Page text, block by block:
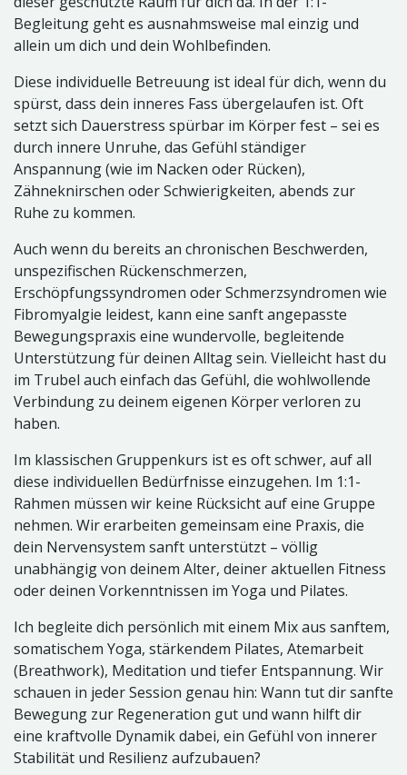
Begleitung geht es ausnahmsweise mal einzig und
allein um dich und dein Wohlbefinden.
Diese individuelle Betreuung ist ideal für dich, wenn du
spürst, dass dein inneres Fass übergelaufen ist. Oft
setzt sich Dauerstress spürbar im Körper fest – sei es
durch innere Unruhe, das Gefühl ständiger
Anspannung (wie im Nacken oder Rücken),
Zähneknirschen oder Schwierigkeiten, abends zur
Ruhe zu kommen.
Auch wenn du bereits an chronischen Beschwerden,
unspezifischen Rückenschmerzen,
Erschöpfungssyndromen oder Schmerzsyndromen wie
Fibromyalgie leidest, kann eine sanft angepasste
Bewegungspraxis eine wundervolle, begleitende
Unterstützung für deinen Alltag sein. Vielleicht hast du
im Trubel auch einfach das Gefühl, die wohlwollende
Verbindung zu deinem eigenen Körper verloren zu
haben.
Im klassischen Gruppenkurs ist es oft schwer, auf all
diese individuellen Bedürfnisse einzugehen. Im 1:1-
Rahmen müssen wir keine Rücksicht auf eine Gruppe
nehmen. Wir erarbeiten gemeinsam eine Praxis, die
dein Nervensystem sanft unterstützt – völlig
unabhängig von deinem Alter, deiner aktuellen Fitness
oder deinen Vorkenntnissen im Yoga und Pilates.
Ich begleite dich persönlich mit einem Mix aus sanftem,
somatischem Yoga, stärkendem Pilates, Atemarbeit
(Breathwork), Meditation und tiefer Entspannung. Wir
schauen in jeder Session genau hin: Wann tut dir sanfte
Bewegung zur Regeneration gut und wann hilft dir
eine kraftvolle Dynamik dabei, ein Gefühl von innerer
Stabilität und Resilienz aufzubauen?